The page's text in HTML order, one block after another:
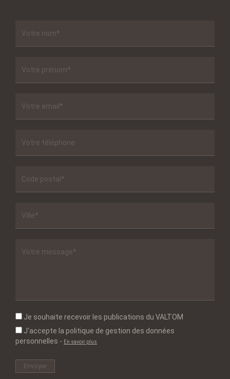
Je souhaite recevoir les publications du VALTOM
J'accepte la politique de gestion des données
personnelles - En savoir plus